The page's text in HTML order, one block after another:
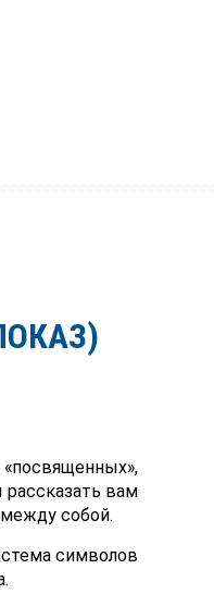
вам
собой.
символов